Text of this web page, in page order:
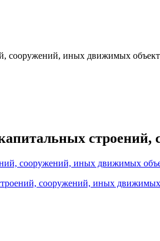
сооружений, иных движимых
сооружений, иных движимых
сооружений, иных движимых